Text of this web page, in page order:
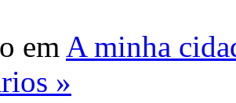
em A minha
»